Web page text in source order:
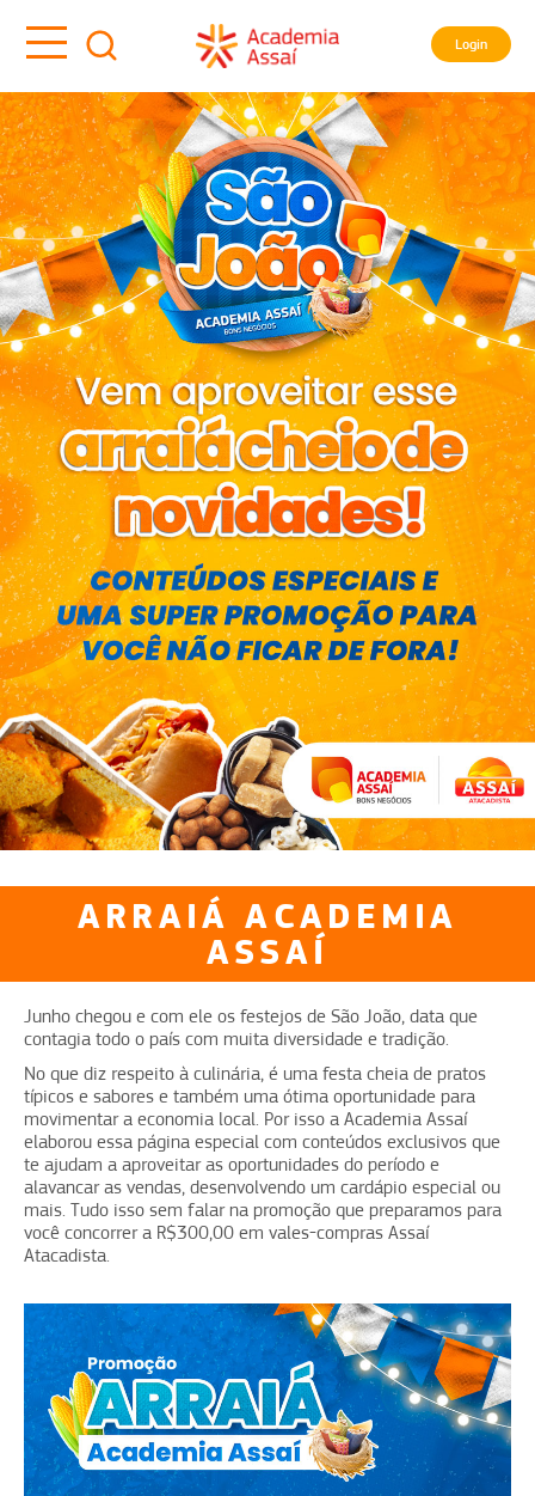
Login
ARRAIÁ ACADEMIA
ASSAÍ
Junho chegou e com ele os festejos de São João, data que
contagia todo o país com muita diversidade e tradição.
No que diz respeito à culinária, é uma festa cheia de pratos
típicos e sabores e também uma ótima oportunidade para
movimentar a economia local. Por isso a Academia Assaí
elaborou essa página especial com conteúdos exclusivos que
te ajudam a aproveitar as oportunidades do período e
alavancar as vendas, desenvolvendo um cardápio especial ou
mais. Tudo isso sem falar na promoção que preparamos para
você concorrer a R$300,00 em vales-compras Assaí
Atacadista.